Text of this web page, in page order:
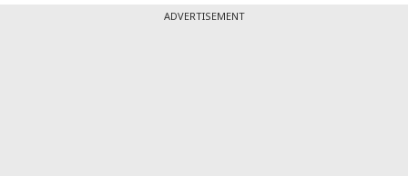
ADVERTISEMENT